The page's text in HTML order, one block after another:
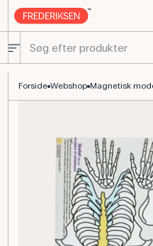
Forside Webshop Magnetisk